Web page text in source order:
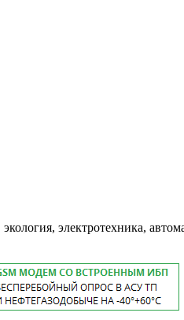
электротехника,